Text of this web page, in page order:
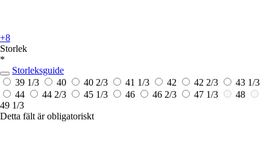
+8
Storlek
*
Storleksguide
39 1/3
40 40 2/3 41 1/3 42 42 2/3
43 1/3
44
44 2/3 45 1/3 46 46 2/3 47 1/3
48
49 1/3
Detta fält är obligatoriskt